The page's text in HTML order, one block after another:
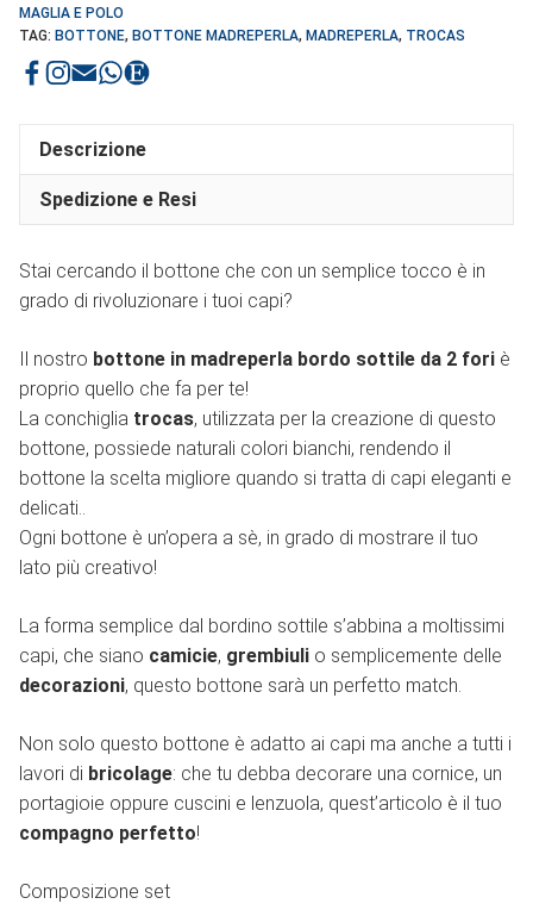
MAGLIA E POLO
TAG: BOTTONE, BOTTONE MADREPERLA, MADREPERLA, TROCAS
Descrizione
Spedizione e Resi
Stai cercando il bottone che con un semplice tocco è in
grado di rivoluzionare i tuoi capi?
Il nostro bottone in madreperla bordo sottile da 2 fori è
proprio quello che fa per te!
La conchiglia trocas, utilizzata per la creazione di questo
bottone, possiede naturali colori bianchi, rendendo il
bottone la scelta migliore quando si tratta di capi eleganti e
delicati..
Ogni bottone è un’opera a sè, in grado di mostrare il tuo
lato più creativo!
La forma semplice dal bordino sottile s’abbina a moltissimi
capi, che siano camicie, grembiuli o semplicemente delle
decorazioni, questo bottone sarà un perfetto match.
Non solo questo bottone è adatto ai capi ma anche a tutti i
lavori di bricolage: che tu debba decorare una cornice, un
portagioie oppure cuscini e lenzuola, quest’articolo è il tuo
compagno perfetto!
Composizione set